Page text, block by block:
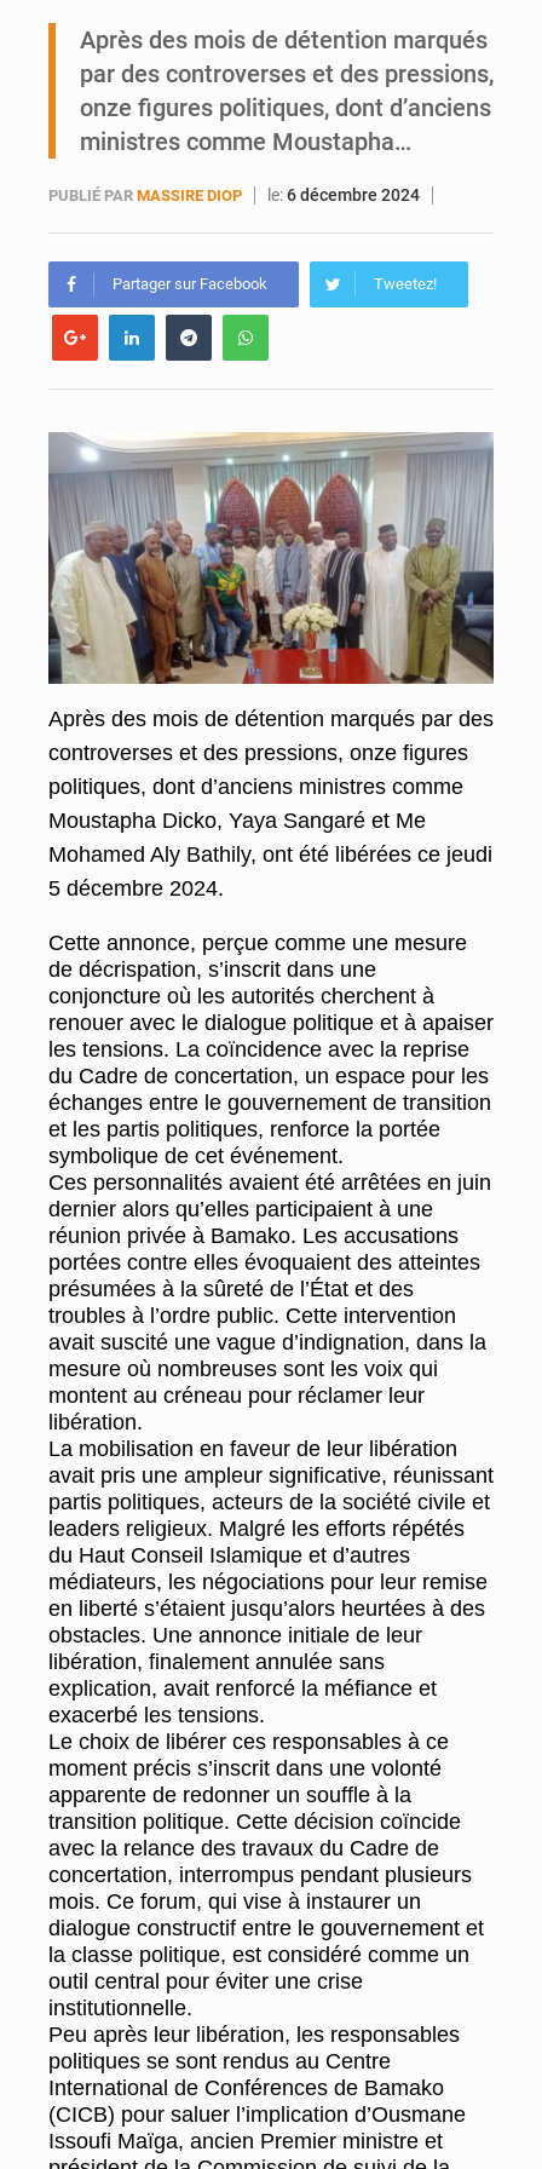
AfroBasket U18 : Le Mali défend sa double couronne à Abidjan
Après des mois de détention marqués
par des controverses et des pressions,
onze figures politiques, dont d’anciens
ministres comme Moustapha…
PUBLIÉ PAR MASSIRE DIOP le:6 décembre 2024
Partager sur Facebook Tweetez!
Après des mois de détention marqués par des
controverses et des pressions, onze figures
politiques, dont d’anciens ministres comme
Moustapha Dicko, Yaya Sangaré et Me
Mohamed Aly Bathily, ont été libérées ce jeudi
5 décembre 2024.
Cette annonce, perçue comme une mesure
de décrispation, s’inscrit dans une
conjoncture où les autorités cherchent à
renouer avec le dialogue politique et à apaiser
les tensions. La coïncidence avec la reprise
du Cadre de concertation, un espace pour les
échanges entre le gouvernement de transition
et les partis politiques, renforce la portée
symbolique de cet événement.
Ces personnalités avaient été arrêtées en juin
dernier alors qu’elles participaient à une
réunion privée à Bamako. Les accusations
portées contre elles évoquaient des atteintes
présumées à la sûreté de l’État et des
troubles à l’ordre public. Cette intervention
avait suscité une vague d’indignation, dans la
mesure où nombreuses sont les voix qui
montent au créneau pour réclamer leur
libération.
La mobilisation en faveur de leur libération
avait pris une ampleur significative, réunissant
partis politiques, acteurs de la société civile et
leaders religieux. Malgré les efforts répétés
du Haut Conseil Islamique et d’autres
médiateurs, les négociations pour leur remise
en liberté s’étaient jusqu’alors heurtées à des
obstacles. Une annonce initiale de leur
libération, finalement annulée sans
explication, avait renforcé la méfiance et
exacerbé les tensions.
Le choix de libérer ces responsables à ce
moment précis s’inscrit dans une volonté
apparente de redonner un souffle à la
transition politique. Cette décision coïncide
avec la relance des travaux du Cadre de
concertation, interrompus pendant plusieurs
mois. Ce forum, qui vise à instaurer un
dialogue constructif entre le gouvernement et
la classe politique, est considéré comme un
outil central pour éviter une crise
institutionnelle.
Peu après leur libération, les responsables
politiques se sont rendus au Centre
International de Conférences de Bamako
(CICB) pour saluer l’implication d’Ousmane
Issoufi Maïga, ancien Premier ministre et